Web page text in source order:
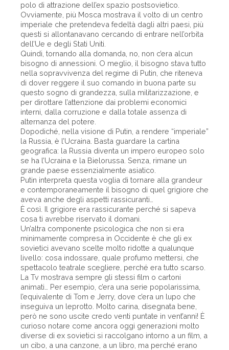
polo di attrazione dell’ex spazio postsovietico.
Ovviamente, più Mosca mostrava il volto di un centro
imperiale che pretendeva fedeltà dagli altri paesi, più
questi si allontanavano cercando di entrare nell’orbita
dell’Ue e degli Stati Uniti.
Quindi, tornando alla domanda, no, non c’era alcun
bisogno di annessioni. O meglio, il bisogno stava tutto
nella sopravvivenza del regime di Putin, che riteneva
di dover reggere il suo comando in buona parte su
questo sogno di grandezza, sulla militarizzazione, e
per dirottare l’attenzione dai problemi economici
interni, dalla corruzione e dalla totale assenza di
alternanza del potere.
Dopodiché, nella visione di Putin, a rendere “imperiale”
la Russia, è l’Ucraina. Basta guardare la cartina
geografica: la Russia diventa un impero europeo solo
se ha l’Ucraina e la Bielorussa. Senza, rimane un
grande paese essenzialmente asiatico.
Putin interpreta questa voglia di tornare alla grandeur
e contemporaneamente il bisogno di quel grigiore che
aveva anche degli aspetti rassicuranti…
È così. Il grigiore era rassicurante perché si sapeva
cosa ti avrebbe riservato il domani.
Un’altra componente psicologica che non si era
minimamente compresa in Occidente è che gli ex
sovietici avevano scelte molto ridotte a qualunque
livello: cosa indossare, quale profumo mettersi, che
spettacolo teatrale scegliere, perché era tutto scarso.
La Tv mostrava sempre gli stessi film o cartoni
animati… Per esempio, c’era una serie popolarissima,
l’equivalente di Tom e Jerry, dove c’era un lupo che
inseguiva un leprotto. Molto carina, disegnata bene,
però ne sono uscite credo venti puntate in vent’anni! È
curioso notare come ancora oggi generazioni molto
diverse di ex sovietici si raccolgano intorno a un film, a
un cibo, a una canzone, a un libro, ma perché erano